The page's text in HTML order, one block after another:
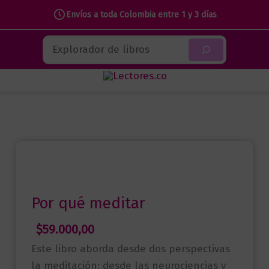
Envíos a toda Colombia entre 1 y 3 días
contenido
Buscar
Por qué meditar
$59.000,00
Este libro aborda desde dos perspectivas
la meditación: desde las neurociencias y
cantidad